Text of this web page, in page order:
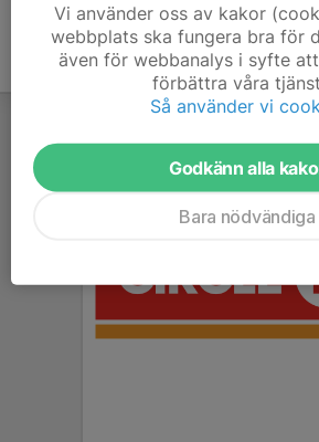
Vi använder oss av kakor
webbplats ska fungera bra för
även för webbanalys i syfte
förbättra våra
Så använder vi
Godkänn alla
Bara nödvändiga